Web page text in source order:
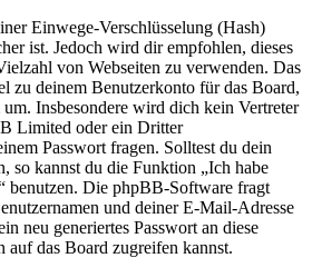
Einwege-Verschlüsselung (Hash)
ist. Jedoch wird dir empfohlen, dieses
von Webseiten zu verwenden. Das
zu deinem Benutzerkonto für das Board,
Insbesondere wird dich kein Vertreter
Limited oder ein Dritter
Passwort fragen. Solltest du dein
so kannst du die Funktion „Ich habe
benutzen. Die phpBB-Software fragt
und deiner E-Mail-Adresse
neu generiertes Passwort an diese
auf das Board zugreifen kannst.